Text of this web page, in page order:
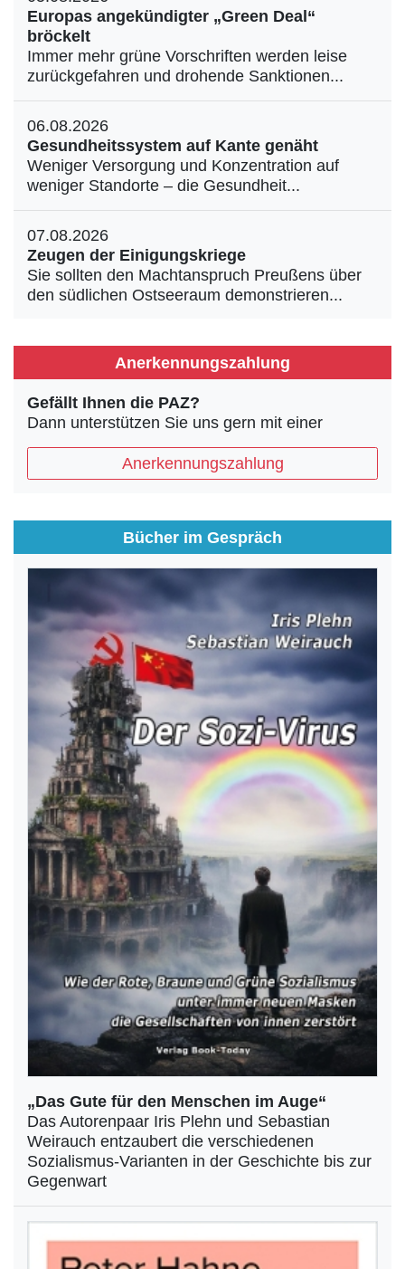
Europas angekündigter „Green Deal“
bröckelt
Immer mehr grüne Vorschriften werden leise
zurückgefahren und drohende Sanktionen...
06.08.2026
Gesundheitssystem auf Kante genäht
Weniger Versorgung und Konzentration auf
weniger Standorte – die Gesundheit...
07.08.2026
Zeugen der Einigungskriege
Sie sollten den Machtanspruch Preußens über
den südlichen Ostseeraum demonstrieren...
Anerkennungszahlung
Gefällt Ihnen die PAZ?
Dann unterstützen Sie uns gern mit einer
Anerkennungszahlung
Bücher im Gespräch
„Das Gute für den Menschen im Auge“
Das Autorenpaar Iris Plehn und Sebastian
Weirauch entzaubert die verschiedenen
Sozialismus-Varianten in der Geschichte bis zur
Gegenwart